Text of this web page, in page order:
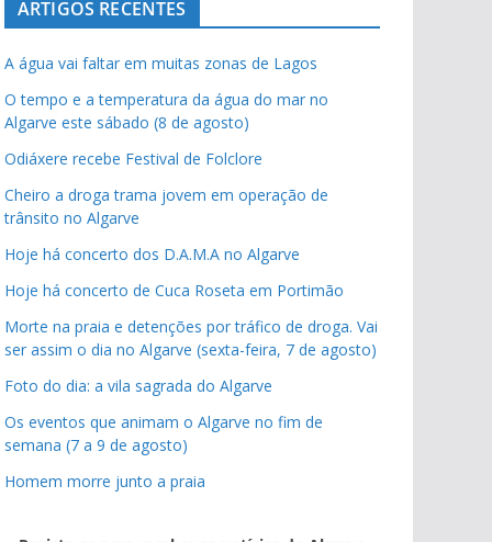
ARTIGOS RECENTES
A água vai faltar em muitas zonas de Lagos
O tempo e a temperatura da água do mar no
Algarve este sábado (8 de agosto)
Odiáxere recebe Festival de Folclore
Cheiro a droga trama jovem em operação de
trânsito no Algarve
Hoje há concerto dos D.A.M.A no Algarve
Hoje há concerto de Cuca Roseta em Portimão
Morte na praia e detenções por tráfico de droga. Vai
ser assim o dia no Algarve (sexta-feira, 7 de agosto)
Foto do dia: a vila sagrada do Algarve
Os eventos que animam o Algarve no fim de
semana (7 a 9 de agosto)
Homem morre junto a praia